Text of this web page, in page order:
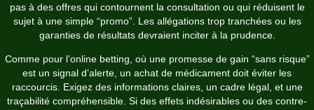
pas à des offres qui contournent la consultation ou qui réduisent le
sujet à une simple “promo”. Les allégations trop tranchées ou les
garanties de résultats devraient inciter à la prudence.
Comme pour l’online betting, où une promesse de gain “sans risque”
est un signal d’alerte, un achat de médicament doit éviter les
raccourcis. Exigez des informations claires, un cadre légal, et une
traçabilité compréhensible. Si des effets indésirables ou des contre-